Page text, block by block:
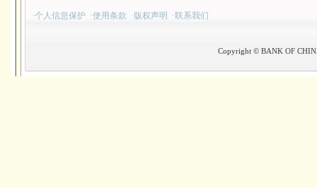
·个人信息保护 ·使用条款 · 版权声明 ·联系我们
Copyright © BANK OF